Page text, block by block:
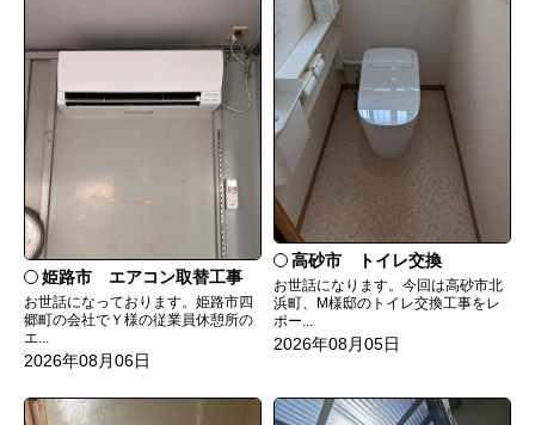
姫路市 エアコン取替工事
お世話になっております。姫路市四
郷町の会社でＹ様の従業員休憩所の
エ...
2026年08月06日
高砂市 トイレ交換
お世話になります。今回は高砂市北
浜町、M様邸のトイレ交換工事をレ
ポー...
2026年08月05日